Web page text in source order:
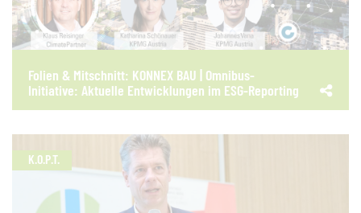
Folien & Mitschnitt: KONNEX BAU | Omnibus-
Initiative: Aktuelle Entwicklungen im ESG-Reporting
K.O.P.T.